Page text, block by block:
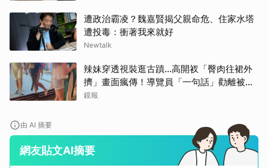
遭政治霸凌？魏嘉賢揭父親命危、住家水塔
遭投毒：衝著我來就好
Newtalk
辣妹穿透視裝逛古蹟…高開衩「臀肉往裙外
擠」畫面瘋傳！導覽員「一句話」勸離被狂
讚
鏡報
由 AI 摘要
網友貼文AI摘要